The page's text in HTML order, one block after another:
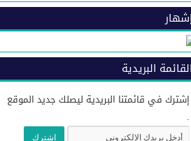
القائمة البريدية
إشترك في قائمتنا البريدية ليصلك جديد الموقع
.